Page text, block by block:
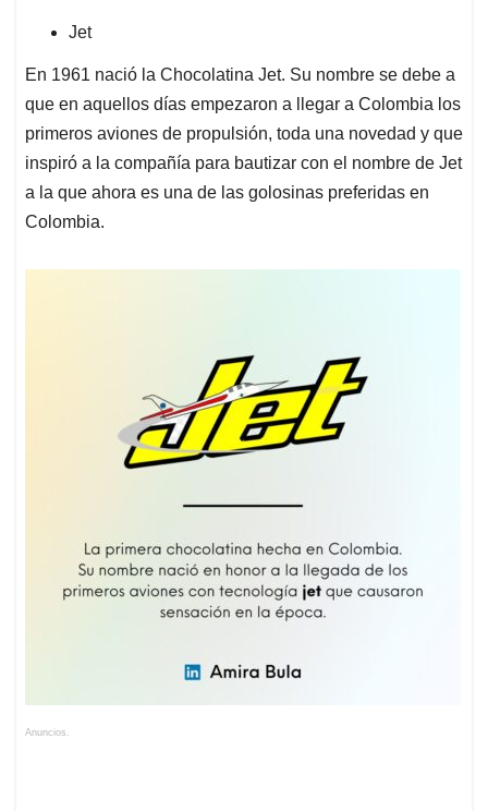
Jet
En 1961 nació la Chocolatina Jet. Su nombre se debe a
que en aquellos días empezaron a llegar a Colombia los
primeros aviones de propulsión, toda una novedad y que
inspiró a la compañía para bautizar con el nombre de Jet
a la que ahora es una de las golosinas preferidas en
Colombia.
Anuncios.